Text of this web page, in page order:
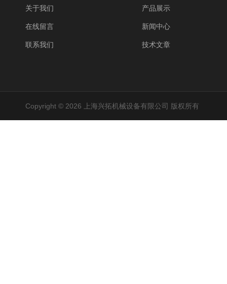
关于我们
在线留言
联系我们
产品展示
新闻中心
技术文章
Copyright © 2026 上海兴拓机械设备有限公司 版权所有